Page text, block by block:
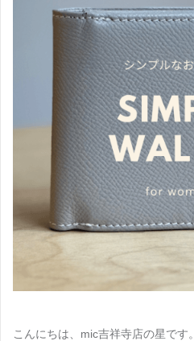
こんにちは、mic吉祥寺店の星です。